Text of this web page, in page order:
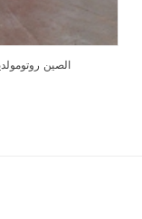
الصين